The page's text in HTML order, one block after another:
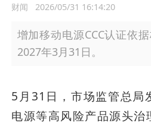
财闻 2026/05/31 16:14:20
增加移动电源CCC认证依
2027年3月31日。
5月31日，市场监管总局
电源等高风险产品源头治